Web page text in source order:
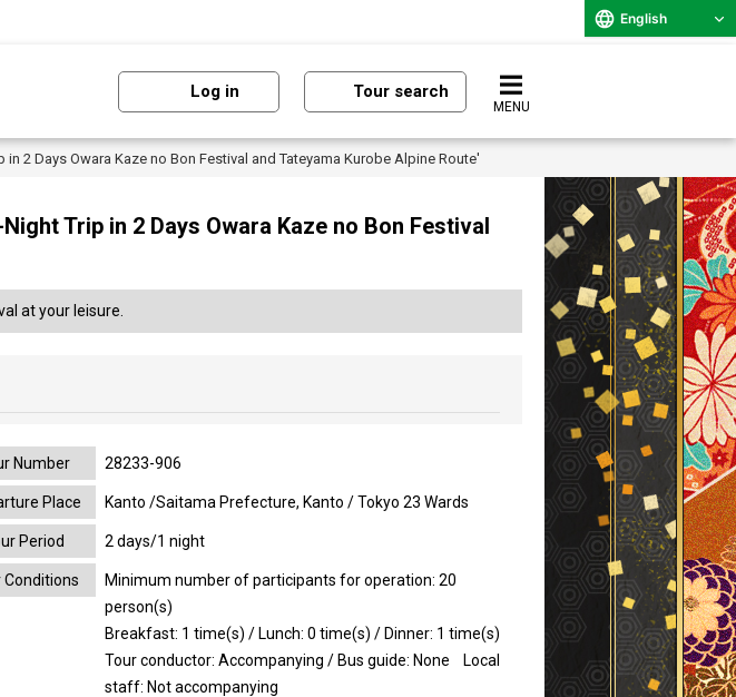
English
Log in Tour search
MENU
2 Days Owara Kaze no Bon Festival and Tateyama Kurobe Alpine Route'
Trip in 2 Days Owara Kaze no Bon Festival
at your leisure.
Number 28233-906
Place Kanto /Saitama Prefecture, Kanto / Tokyo 23 Wards
Period 2 days/1 night
Conditions
Minimum number of participants for operation: 20
person(s)
Breakfast: 1 time(s) / Lunch: 0 time(s) / Dinner: 1 time(s)
Tour conductor: Accompanying / Bus guide: None
Local
staff: Not accompanying